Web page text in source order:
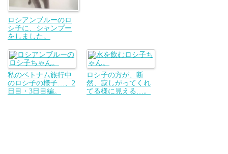
ロシアンブルーのロ
シ子に、シャンプー
をしました。
私のベトナム旅行中
のロシ子の様子…、2
日目・3日目編。
ロシ子の方が、断
然、寂しがってくれ
てる様に見える…。